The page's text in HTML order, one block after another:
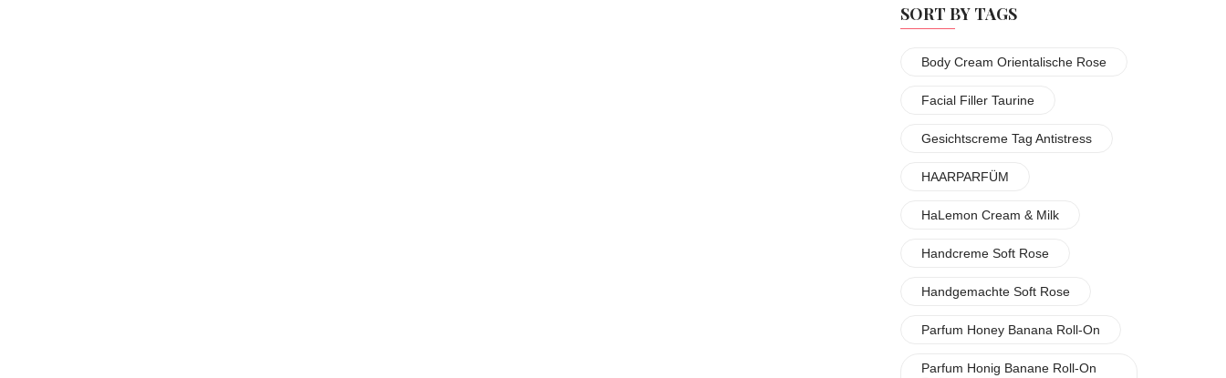
SORT BY TAGS
Body Cream Orientalische Rose
Facial Filler Taurine
Gesichtscreme Tag Antistress
HAARPARFÜM
HaLemon Cream & Milk
Handcreme Soft Rose
Handgemachte Soft Rose
Parfum Honey Banana Roll-On
Parfum Honig Banane Roll-On